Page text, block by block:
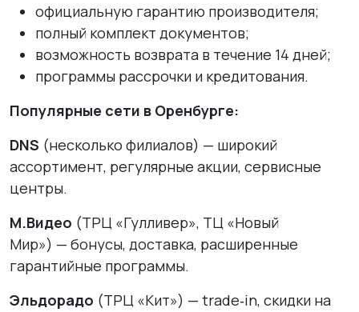
официальную гарантию производителя;
полный комплект документов;
возможность возврата в течение 14 дней;
программы рассрочки и кредитования.
Популярные сети в Оренбурге:
DNS (несколько филиалов) — широкий
ассортимент, регулярные акции, сервисные
центры.
М.Видео (ТРЦ «Гулливер», ТЦ «Новый
Мир») — бонусы, доставка, расширенные
гарантийные программы.
Эльдорадо (ТРЦ «Кит») — trade‑in, скидки на